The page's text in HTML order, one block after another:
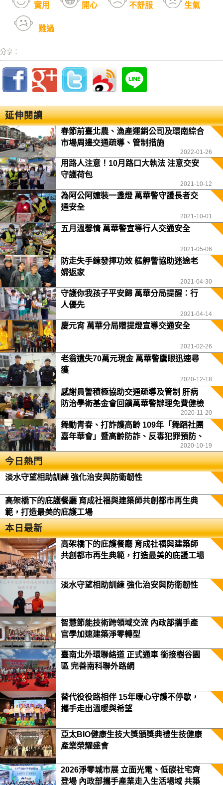
實用 開心 不舒服 生氣
難過
分享：
延伸閱讀
春節前臺北農、漁產運銷公司及環南綜合
市場周邊交通疏導、管制措施
2022-01-26
用路人注意！10月路口大執法 注意交安
守護荷包
2021-10-12
為阿公阿嬤裝一盞燈 萬華警守護長者交
通安全
2021-10-01
五月溫馨情 萬華警宣導行人交通安全
2021-05-06
防走失手鍊發揮功效 艋舺警協助迷途老
婦返家
2021-04-30
守護你我孩子平安歸 萬華分局提醒：行
人優先
2021-04-14
慶元宵 萬華分局贈提燈宣導交通安全
2021-02-26
老翁遺失70萬元現金 萬華警鷹眼迅速尋
獲
2020-12-18
感謝員警積極協助交通疏導及管制 肝病
防治學術基金會回饋萬華警辦理免費健檢
2020-11-20
舞動青春、打詐護高齡 109年「舞蹈社團
嘉年華會」暨高齡防詐、反毒犯罪預防、
2020-10-19
今日熱門
淡水守望相助訓練 強化治安與防衛韌性
高架橋下的庇護餐廳 育成社福與建築師共創都市再生典
範，打造最美的庇護工場
本日最新
高架橋下的庇護餐廳 育成社福與建築師
共創都市再生典範，打造最美的庇護工場
淡水守望相助訓練 強化治安與防衛韌性
智慧節能技術跨領域交流 內政部攜手產
官學加速建築淨零轉型
臺南北外環聯絡道 正式通車 銜接樹谷園
區 完善南科聯外路網
替代役役路相伴 15年暖心守護不停歇，
攜手走出溫暖與希望
亞太BIO健康生技大獎頒獎典禮生技健康
產業榮耀盛會
2026淨零城市展 立面光電、低碳社宅齊
登場 內政部攜手產業走入生活場域 共築